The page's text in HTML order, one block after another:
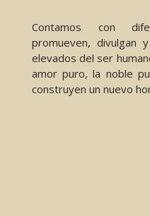
Contamos con
promueven, divulgan
elevados del ser
amor puro, la noble
construyen un nuevo